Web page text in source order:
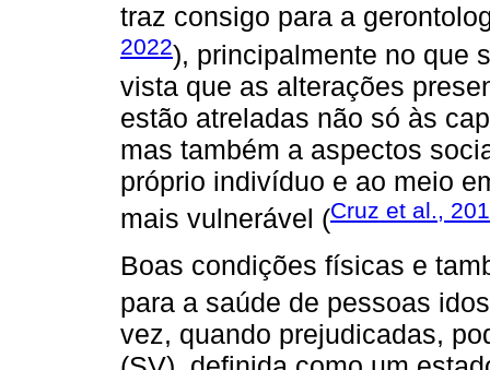
traz consigo para a
2022), principalmente no que
vista que as alterações
estão atreladas não só às
mas também a aspectos
próprio indivíduo e ao meio
mais vulnerável (Cruz et al.,
Boas condições físicas e
para a saúde de pessoas
vez, quando prejudicadas,